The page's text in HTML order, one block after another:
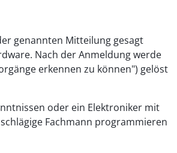
genannten Mitteilung gesagt
Nach der Anmeldung werde
erkennen zu können") gelöst
oder ein Elektroniker mit
Fachmann programmieren